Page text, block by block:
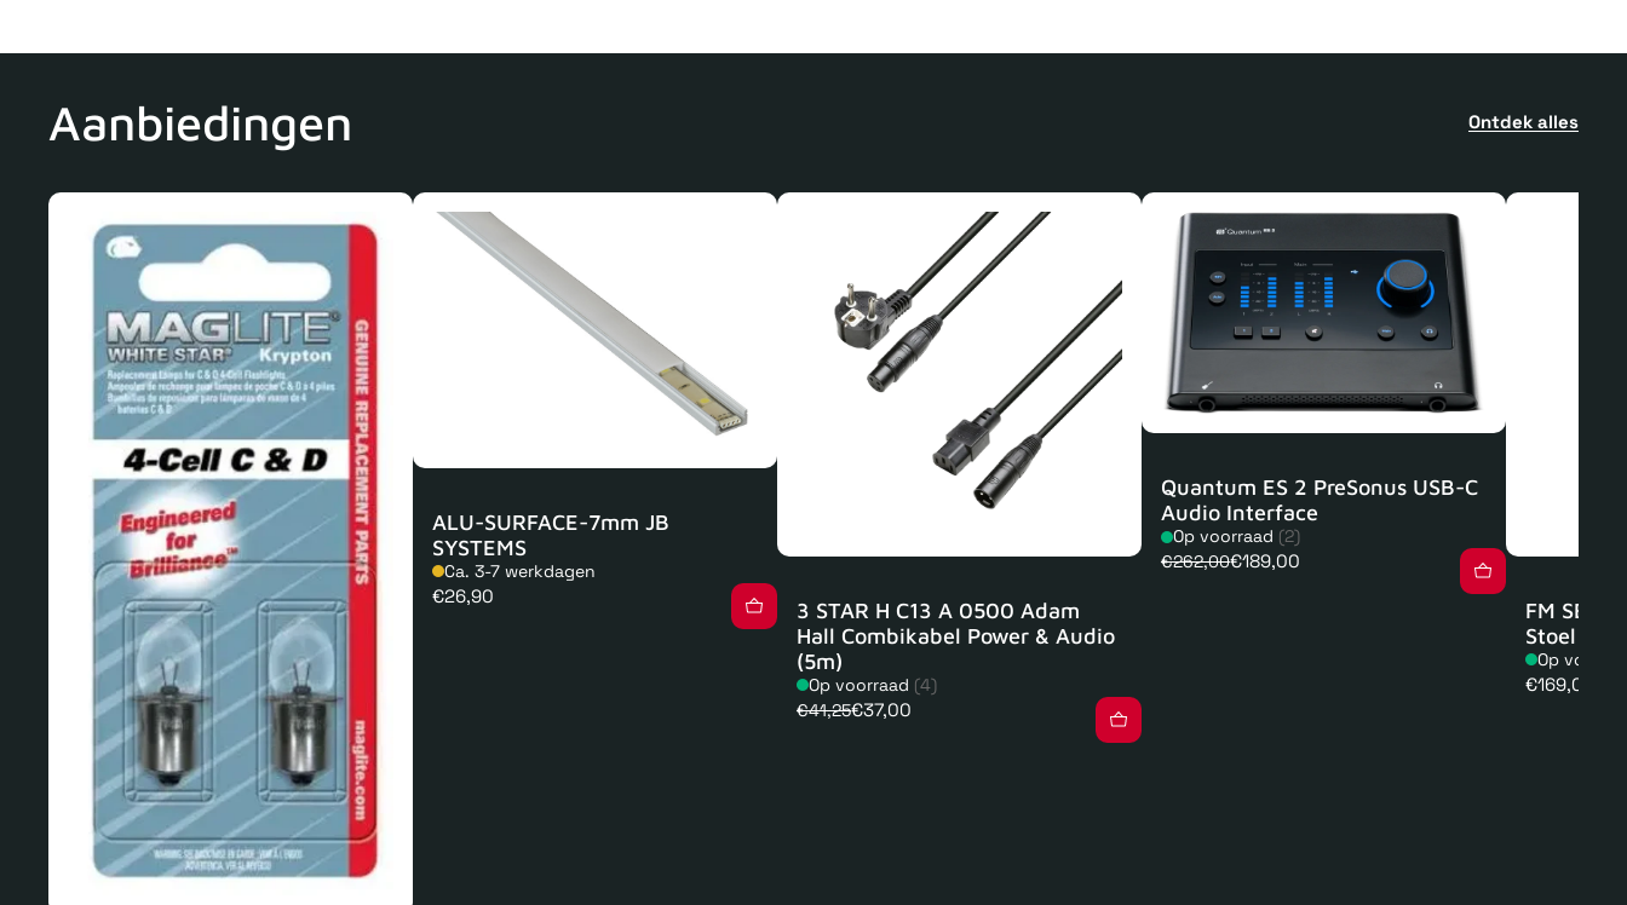
Aanbiedingen Ontdek alles
ALU-SURFACE-7mm JB
SYSTEMS
Ca. 3-7 werkdagen
Normale
€26,90
3 STAR H C13 A 0500 Adam
Hall Combikabel Power & Audio
(5m)
Op voorraad (4)
€41,25€37,00
Quantum ES 2 PreSonus USB-C
Audio Interface
Op voorraad (2)
€262,00€189,00
FM
Stoel
Op
Normale
€169,00